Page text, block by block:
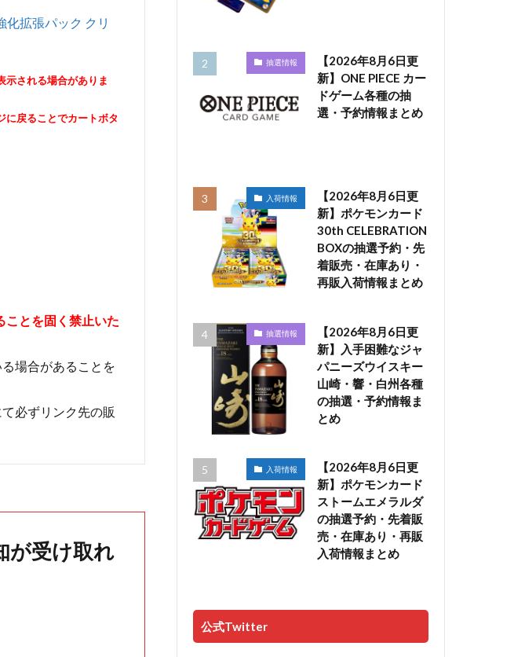
化拡張パック クリ
示される場合がありま
に戻ることでカートボタ
ことを固く禁止いた
場合があることを
必ずリンク先の販
が受け取れ
抽選情報
【2026年8月6日更
新】ONE PIECE カー
ドゲーム各種の抽
選・予約情報まとめ
入荷情報
【2026年8月6日更
新】ポケモンカード
30th CELEBRATION
BOXの抽選予約・先
着販売・在庫あり・
再販入荷情報まとめ
抽選情報
【2026年8月6日更
新】入手困難なジャ
パニーズウイスキー
山崎・響・白州各種
の抽選・予約情報ま
とめ
入荷情報
【2026年8月6日更
新】ポケモンカード
ストームエメラルダ
の抽選予約・先着販
売・在庫あり・再販
入荷情報まとめ
公式Twitter